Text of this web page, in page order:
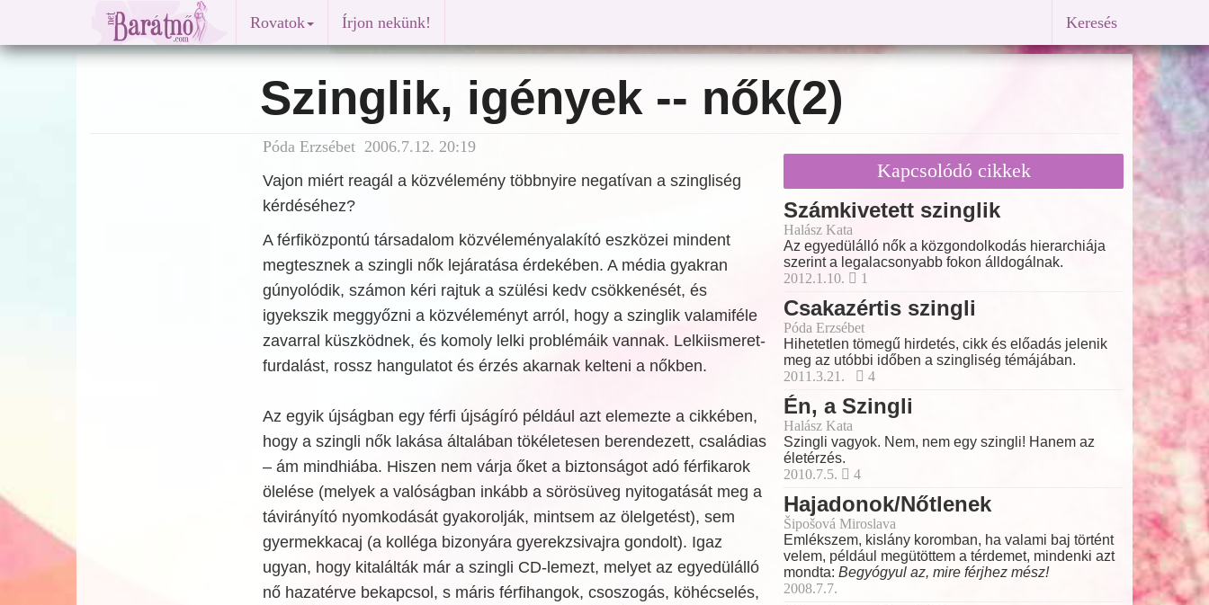
Rovatok Írjon nekünk! Keresés
Szinglik, igények -- nők(2)
Póda Erzsébet 2006.7.12. 20:19
Vajon miért reagál a közvélemény többnyire negatívan a szingliség
kérdéséhez?
A férfiközpontú társadalom közvéleményalakító eszközei mindent
megtesznek a szingli nők lejáratása érdekében. A média gyakran
gúnyolódik, számon kéri rajtuk a szülési kedv csökkenését, és
igyekszik meggyőzni a közvéleményt arról, hogy a szinglik valamiféle
zavarral küszködnek, és komoly lelki problémáik vannak. Lelkiismeret-
furdalást, rossz hangulatot és érzés akarnak kelteni a nőkben.
Az egyik újságban egy férfi újságíró például azt elemezte a cikkében,
hogy a szingli nők lakása általában tökéletesen berendezett, családias
– ám mindhiába. Hiszen nem várja őket a biztonságot adó férfikarok
ölelése (melyek a valóságban inkább a sörösüveg nyitogatását meg a
távirányító nyomkodását gyakorolják, mintsem az ölelgetést), sem
gyermekkacaj (a kolléga bizonyára gyerekzsivajra gondolt). Igaz
ugyan, hogy kitalálták már a szingli CD-lemezt, melyet az egyedülálló
nő hazatérve bekapcsol, s máris férfihangok, csoszogás, köhécselés,
Kapcsolódó cikkek
Számkivetett szinglik
Halász Kata
Az egyedülálló nők a közgondolkodás hierarchiája
szerint a legalacsonyabb fokon álldogálnak.
2012.1.10.
1
Csakazértis szingli
Póda Erzsébet
Hihetetlen tömegű hirdetés, cikk és előadás jelenik
meg az utóbbi időben a szingliség témájában.
2011.3.21.
4
Én, a Szingli
Halász Kata
Szingli vagyok. Nem, nem egy szingli! Hanem az
életérzés.
2010.7.5.
4
Hajadonok/Nőtlenek
Šipošová Miroslava
Emlékszem, kislány koromban, ha valami baj történt
velem, például megütöttem a térdemet, mindenki azt
mondta: Begyógyul az, mire férjhez mész!
2008.7.7.